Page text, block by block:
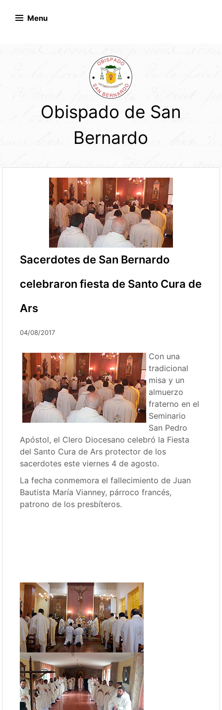
Menu
Obispado de San
Bernardo
Sacerdotes de San Bernardo
celebraron fiesta de Santo Cura de
Ars
04/08/2017
Con una
tradicional
misa y un
almuerzo
fraterno en el
Seminario
San Pedro
Apóstol, el Clero Diocesano celebró la Fiesta
del Santo Cura de Ars protector de los
sacerdotes este viernes 4 de agosto.
La fecha conmemora el fallecimiento de Juan
Bautista María Vianney, párroco francés,
patrono de los presbíteros.